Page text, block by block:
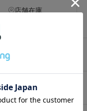
店舗在庫